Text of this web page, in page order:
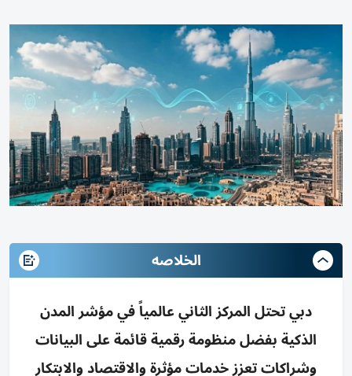
الخلاصه
دبي تحتل المركز الثاني عالمياً في مؤشر المدن
الذكية بفضل منظومة رقمية قائمة على البيانات
وشراكات تعزز خدمات مؤثرة والاقتصاد والابتكار